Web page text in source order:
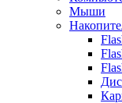
Мыши